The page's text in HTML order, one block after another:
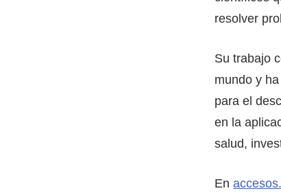
resolver
Su trabajo
mundo y
para el
en la
salud,
En